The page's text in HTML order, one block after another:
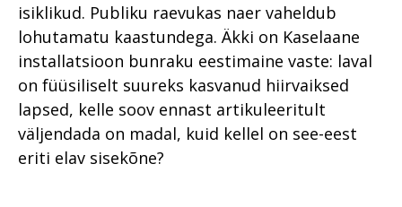
isiklikud. Publiku raevukas naer vaheldub
lohutamatu kaastundega. Äkki on Kaselaane
installatsioon bunraku eestimaine vaste: laval
on füüsiliselt suureks kasvanud hiirvaiksed
lapsed, kelle soov ennast artikuleeritult
väljendada on madal, kuid kellel on see-eest
eriti elav sisekõne?